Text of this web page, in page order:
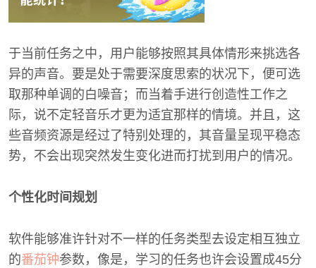
于当前任务之中，用户能够按照其具体情形来挑选各
异的声音。要是处于需要深度思索的状况下，便可选
取那种单调的白噪音；而当着手进行创造性工作之
际，说不定轻音乐才更为适宜那样的情境。并且，这
些音频资源是经过了特别处理的，其音量呈现平稳态
势，不会出现突然发生变化进而打扰到用户的情况。
个性化时间规划
软件能够准许针对不一样的任务类型去设定相互独立
的番茄钟参数，像是，学习的任务也许会设置成45分